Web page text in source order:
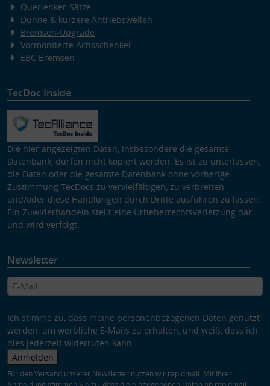
Querlenker-Sätze
Dünne & kürzere Antriebswellen
Bremsen-Upgrade
Vormontierte Achsschenkel
EBC Bremsen
TecDoc Inside
Die hier angezeigten Daten, insbesondere die gesamte
Datenbank, dürfen nicht kopiert werden. Es ist zu unterlassen,
die Daten oder die gesamte Datenbank ohne vorherige
Zustimmung TecDocs zu vervielfältigen, zu verbreiten
und/oder diese Handlungen durch Dritte ausführen zu lassen.
Ein Zuwiderhandeln stellt eine Urheberrechtsverletzung dar
und wird verfolgt.
Newsletter
Ich stimme zu, dass meine personenbezogenen Daten genutzt
werden, um werbliche E-Mails zu erhalten, und weiß, dass ich
dies jederzeit widerrufen kann.
Anmelden
Für den Versand unserer Newsletter nutzen wir rapidmail. Mit Ihrer